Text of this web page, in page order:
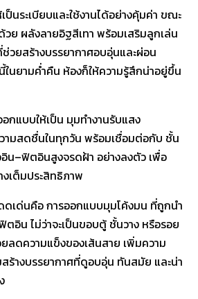
นระเบียบและใช้งานได้อย่างคุ้มค่า ขณะ
วย ผลังลายอิฐสีเทา พร้อมเสริมลูกเล่น
วยสร้างบรรยากาศอบอุ่นและผ่อน
นยามค่ำคืน ห้องก็ให้ความรู้สึกน่าอยู่ขึ้น
กแบบให้เป็น มุมทำงานรับแสง
ามสดชื่นในทุกวัน พร้อมเชื่อมต่อกับ ชั้น
อิน–ฟิตอินสูงจรดฝ้า อย่างลงตัว เพื่อ
เต็มประสิทธิภาพ
ดเด่นคือการออกแบบมุมโค้งมน ที่ถูกนำ
ตอิน ไม่ว่าจะเป็นขอบตู้ ชั้นวาง หรือรอย
ลดความแข็งของเส้นสาย เพิ่มความ
ร้างบรรยากาศที่ดูอบอุ่น ทันสมัย และน่า